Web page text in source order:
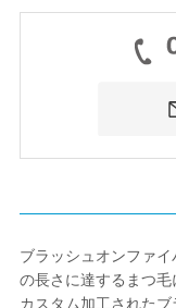
ブラッシュオンファ
の長さに達するまつ毛
カスタム加工された